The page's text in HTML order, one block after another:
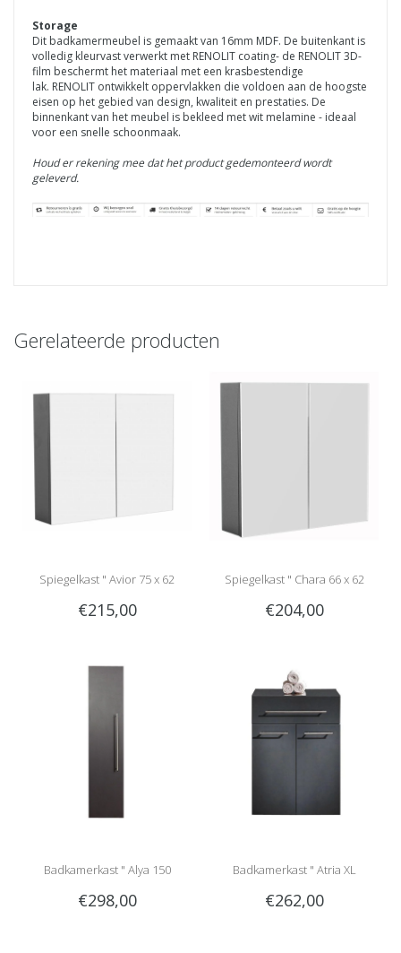
Storage
Dit badkamermeubel is gemaakt van 16mm MDF. De buitenkant is
volledig kleurvast verwerkt met RENOLIT coating- de RENOLIT3D-
film beschermt het materiaal met een krasbestendige
lak. RENOLIT ontwikkelt oppervlakken die voldoen aan de hoogste
eisen op het gebied van design, kwaliteit en prestaties. De
binnenkant van het meubel is bekleed met wit melamine - ideaal
voor een snelle schoonmaak.
Houd er rekening mee dat het product gedemonteerd wordt
geleverd.
Gerelateerde producten
Spiegelkast " Avior 75 x 62
anthracite "
€215,00
Spiegelkast " Chara 66 x 62
anthracite "
€204,00
Badkamerkast " Alya 150
anthracite "
€298,00
Badkamerkast " Atria XL
anthracite "
€262,00